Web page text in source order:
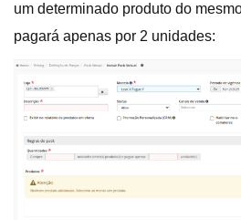
um determinado produto do
pagará apenas por 2 unidades: